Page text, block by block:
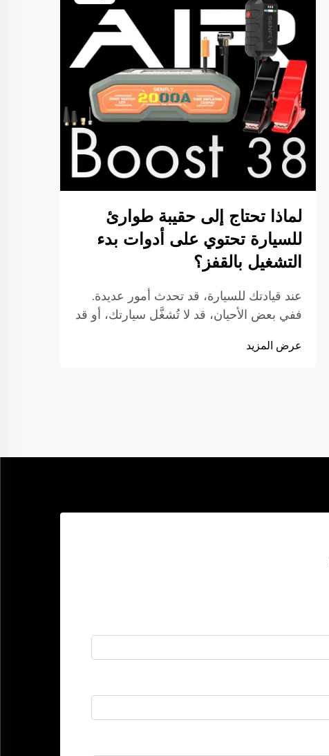
لماذا تحتاج إلى حقيبة طوارئ
للسيارة تحتوي على أدوات بدء
التشغيل بالقفز؟
عند قيادتك للسيارة، قد تحدث أمور عديدة.
ففي بعض الأحيان، قد لا تُشغَّل سيارتك، أو قد
جدًّا أن تكون لديك حقيبة طوارئ للسيارة.
عرض المزيد